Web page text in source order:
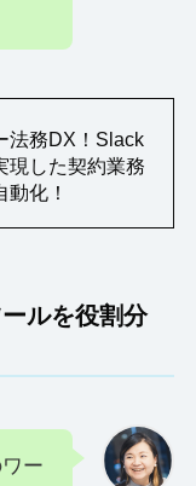
法務DX！Slack
現した契約業務
化！
ルを役割分
ー